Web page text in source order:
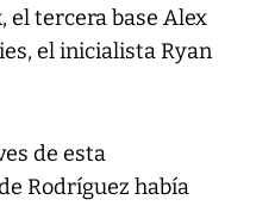
el tercera base Alex
el inicialista Ryan
de esta
Rodríguez había